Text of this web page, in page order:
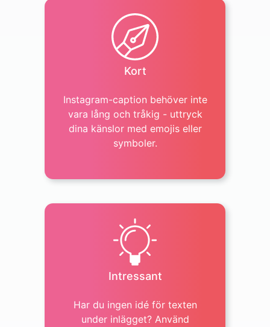
Kort
Instagram-caption behöver inte
vara lång och tråkig - uttryck
dina känslor med emojis eller
symboler.
Intressant
Har du ingen idé för texten
under inlägget? Använd